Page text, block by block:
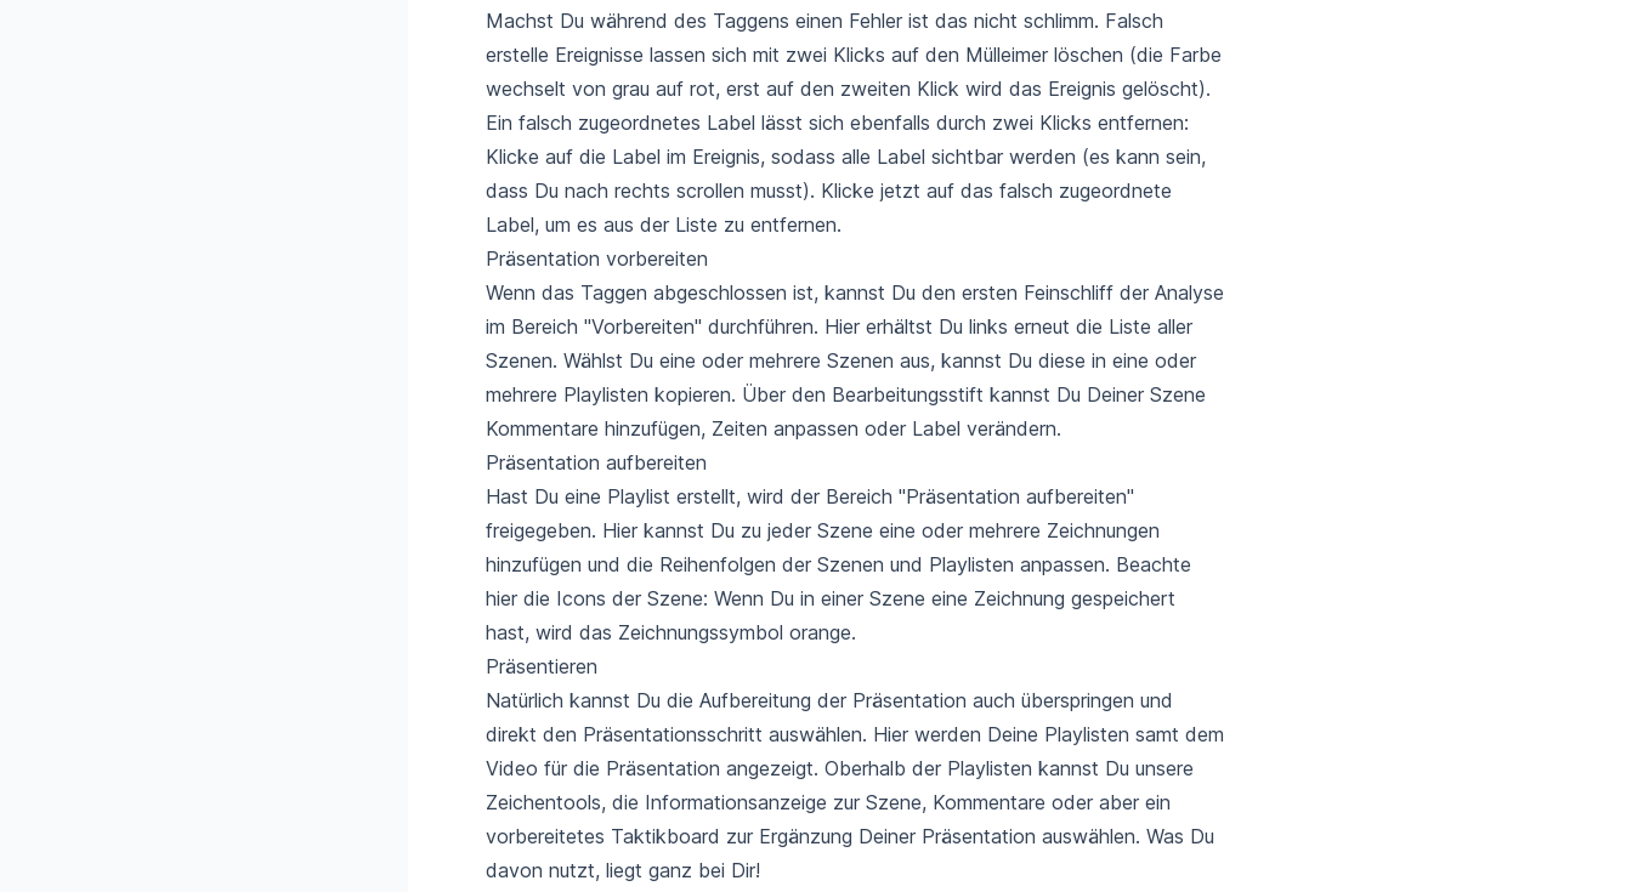
Machst Du während des Taggens einen Fehler ist das nicht schlimm. Falsch
erstelle Ereignisse lassen sich mit zwei Klicks auf den Mülleimer löschen (die Farbe
wechselt von grau auf rot, erst auf den zweiten Klick wird das Ereignis gelöscht).
Ein falsch zugeordnetes Label lässt sich ebenfalls durch zwei Klicks entfernen:
Klicke auf die Label im Ereignis, sodass alle Label sichtbar werden (es kann sein,
dass Du nach rechts scrollen musst). Klicke jetzt auf das falsch zugeordnete
Label, um es aus der Liste zu entfernen.
Präsentation vorbereiten
Wenn das Taggen abgeschlossen ist, kannst Du den ersten Feinschliff der Analyse
im Bereich "Vorbereiten" durchführen. Hier erhältst Du links erneut die Liste aller
Szenen. Wählst Du eine oder mehrere Szenen aus, kannst Du diese in eine oder
mehrere Playlisten kopieren. Über den Bearbeitungsstift kannst Du Deiner Szene
Kommentare hinzufügen, Zeiten anpassen oder Label verändern.
Präsentation aufbereiten
Hast Du eine Playlist erstellt, wird der Bereich "Präsentation aufbereiten"
freigegeben. Hier kannst Du zu jeder Szene eine oder mehrere Zeichnungen
hinzufügen und die Reihenfolgen der Szenen und Playlisten anpassen. Beachte
hier die Icons der Szene: Wenn Du in einer Szene eine Zeichnung gespeichert
hast, wird das Zeichnungssymbol orange.
Präsentieren
Natürlich kannst Du die Aufbereitung der Präsentation auch überspringen und
direkt den Präsentationsschritt auswählen. Hier werden Deine Playlisten samt dem
Video für die Präsentation angezeigt. Oberhalb der Playlisten kannst Du unsere
Zeichentools, die Informationsanzeige zur Szene, Kommentare oder aber ein
vorbereitetes Taktikboard zur Ergänzung Deiner Präsentation auswählen. Was Du
davon nutzt, liegt ganz bei Dir!